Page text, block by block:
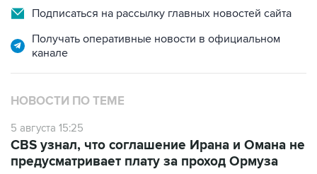
Подписаться на рассылку главных новостей сайта
Получать оперативные новости в официальном
канале
НОВОСТИ ПО ТЕМЕ
5 августа 15:25
CBS узнал, что соглашение Ирана и Омана не
предусматривает плату за проход Ормуза